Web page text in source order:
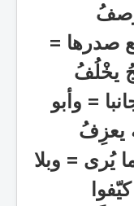
صدرها =
يخْلُفُ
= وأبو
يعزِفُ
يُرى = وبلا